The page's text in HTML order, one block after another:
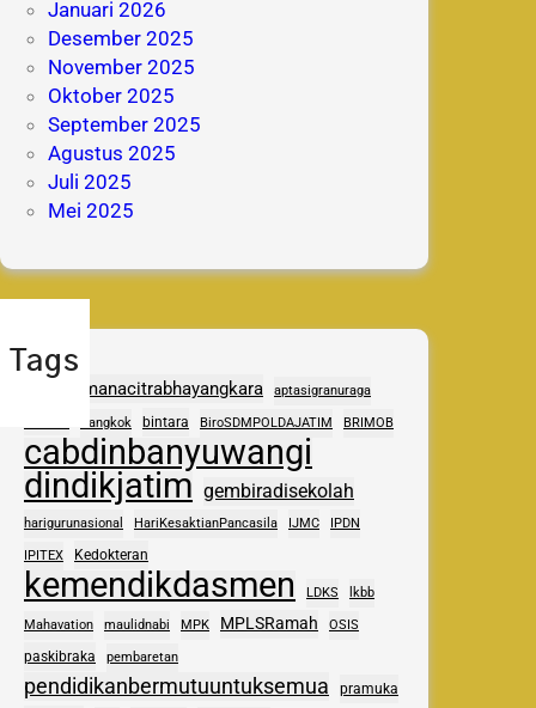
Januari 2026
Desember 2025
November 2025
Oktober 2025
September 2025
Agustus 2025
Juli 2025
Mei 2025
Tags
adhipramanacitrabhayangkara aptasigranuraga
Bangkok bintara BiroSDMPOLDAJATIM BRIMOB
cabdinbanyuwangi
dindikjatim gembiradisekolah
harigurunasional HariKesaktianPancasila IJMC IPDN
IPITEX Kedokteran
kemendikdasmen LDKS lkbb
Mahavation maulidnabi MPK MPLSRamah OSIS
paskibraka pembaretan
pendidikanbermutuuntuksemua pramuka